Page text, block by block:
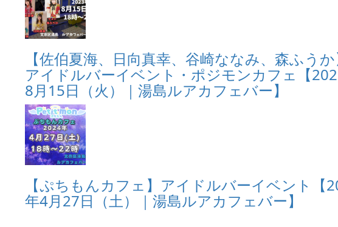
【佐伯夏海、日向真幸、谷崎ななみ、森ふう
アイドルバーイベント・ポジモンカフェ【
8月15日（火）｜湯島ルアカフェバー】
【ぷちもんカフェ】アイドルバーイベント【
年4月27日（土）｜湯島ルアカフェバー】